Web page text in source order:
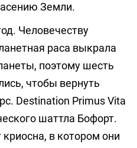
Земли.
Человечеству
раса выкрала
поэтому шесть
чтобы вернуть
Destination Primus Vita
шаттла Бофорт.
в котором они